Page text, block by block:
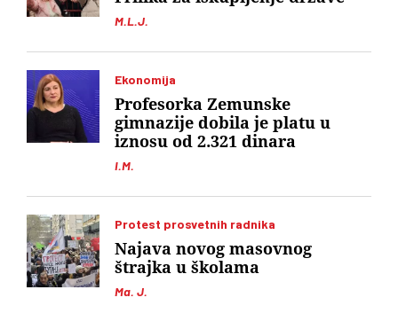
M.L.J.
Ekonomija
I.M.
Profesorka Zemunske
gimnazije dobila je platu u
iznosu od 2.321 dinara
Protest prosvetnih radnika
Ma. J.
Najava novog masovnog
štrajka u školama